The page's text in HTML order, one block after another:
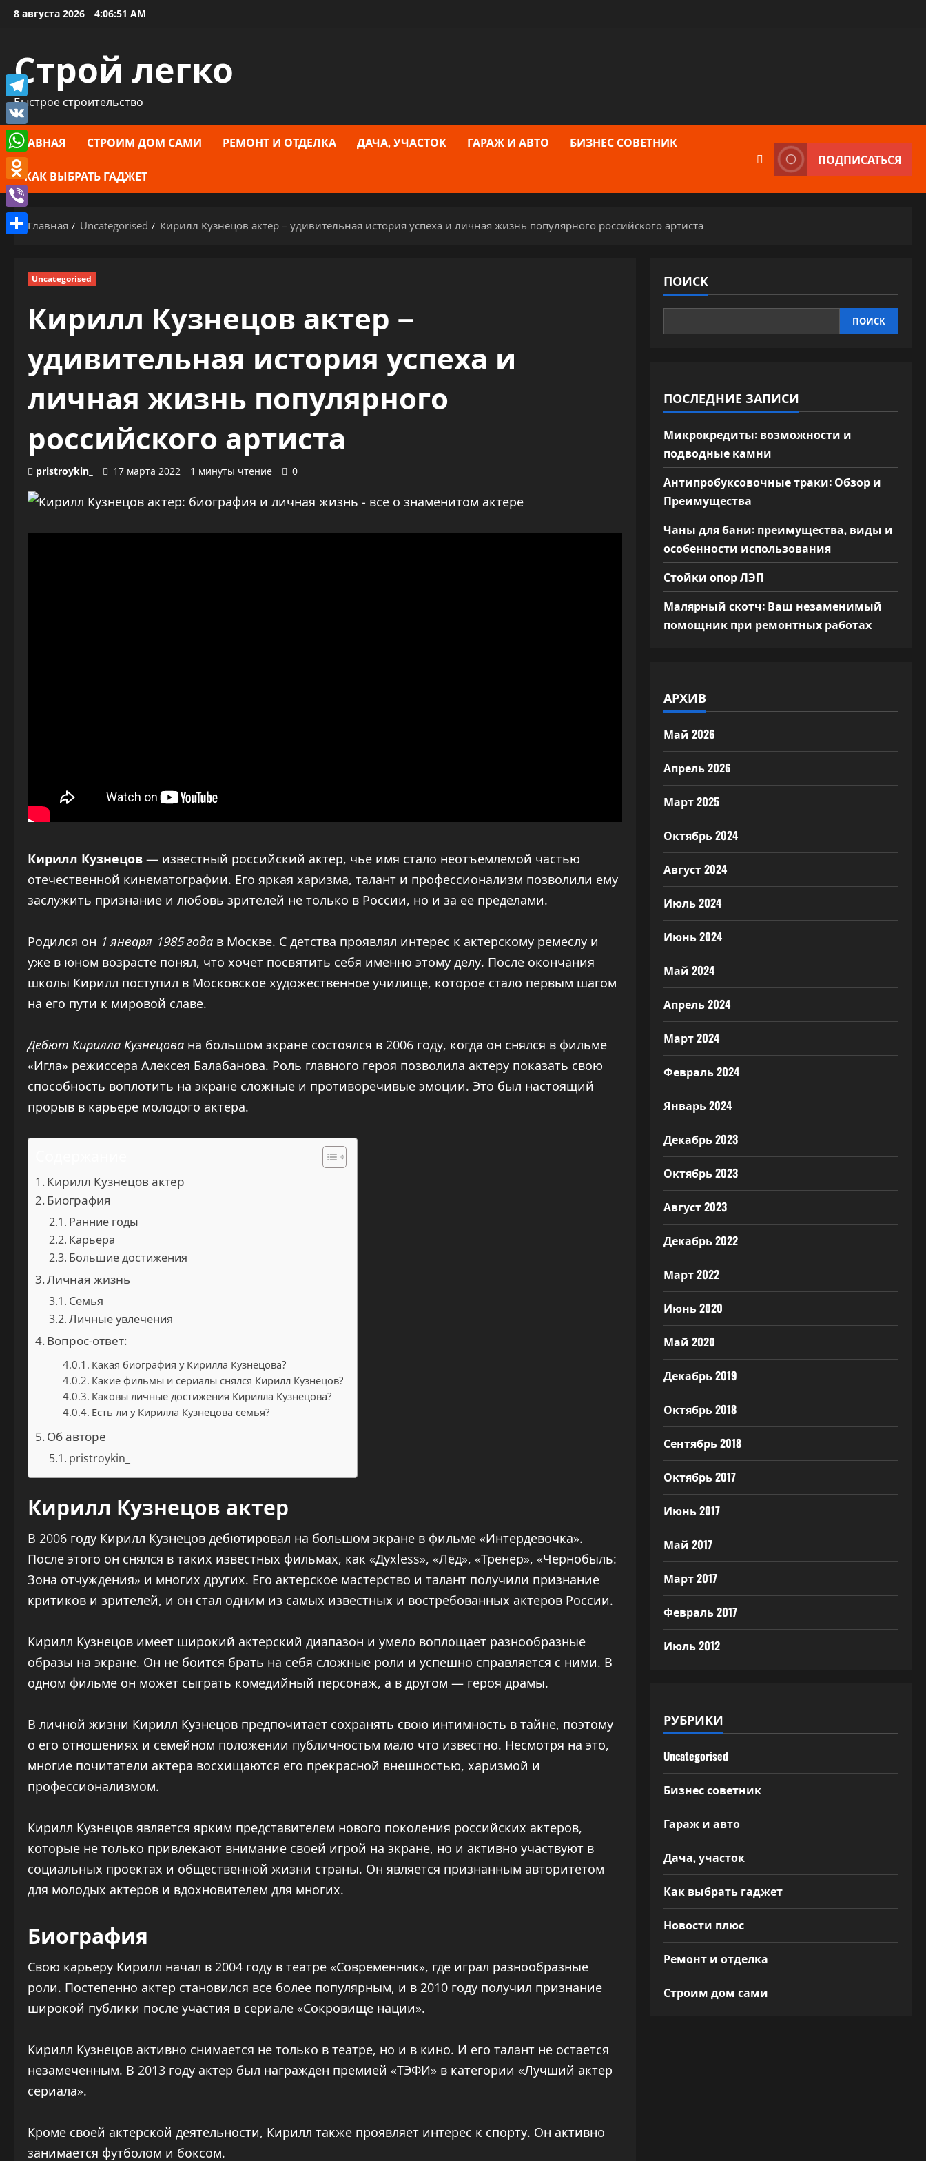
Перейти
8 августа 2026 4:06:52 AM
Строй легко
Быстрое строительство
ГЛАВНАЯ СТРОИМ ДОМ САМИ РЕМОНТ И ОТДЕЛКА ДАЧА, УЧАСТОК ГАРАЖ И АВТО БИЗНЕС СОВЕТНИК
КАК ВЫБРАТЬ ГАДЖЕТ
ПОДПИСАТЬСЯ
Главная Uncategorised Кирилл Кузнецов актер – удивительная история успеха и личная жизнь популярного российского артиста
Uncategorised
Кирилл Кузнецов актер –
удивительная история успеха и
личная жизнь популярного
российского артиста
pristroykin_ 17 марта 2022 1 минуты чтение 0
Кирилл Кузнецов — известный российский актер, чье имя стало неотъемлемой частью
отечественной кинематографии. Его яркая харизма, талант и профессионализм позволили ему
заслужить признание и любовь зрителей не только в России, но и за ее пределами.
Родился он 1 января 1985 года в Москве. С детства проявлял интерес к актерскому ремеслу и
уже в юном возрасте понял, что хочет посвятить себя именно этому делу. После окончания
школы Кирилл поступил в Московское художественное училище, которое стало первым шагом
на его пути к мировой славе.
Дебют Кирилла Кузнецова на большом экране состоялся в 2006 году, когда он снялся в фильме
«Игла» режиссера Алексея Балабанова. Роль главного героя позволила актеру показать свою
способность воплотить на экране сложные и противоречивые эмоции. Это был настоящий
прорыв в карьере молодого актера.
Кирилл Кузнецов актер
Биография
Ранние годы
Карьера
Большие достижения
Личная жизнь
Семья
Личные увлечения
Вопрос-ответ:
Какая биография у Кирилла Кузнецова?
Какие фильмы и сериалы снялся Кирилл Кузнецов?
Каковы личные достижения Кирилла Кузнецова?
Есть ли у Кирилла Кузнецова семья?
Об авторе
pristroykin_
Кирилл Кузнецов актер
В 2006 году Кирилл Кузнецов дебютировал на большом экране в фильме «Интердевочка».
После этого он снялся в таких известных фильмах, как «Духless», «Лёд», «Тренер», «Чернобыль:
Зона отчуждения» и многих других. Его актерское мастерство и талант получили признание
критиков и зрителей, и он стал одним из самых известных и востребованных актеров России.
Кирилл Кузнецов имеет широкий актерский диапазон и умело воплощает разнообразные
образы на экране. Он не боится брать на себя сложные роли и успешно справляется с ними. В
одном фильме он может сыграть комедийный персонаж, а в другом — героя драмы.
В личной жизни Кирилл Кузнецов предпочитает сохранять свою интимность в тайне, поэтому
о его отношениях и семейном положении публичностьм мало что известно. Несмотря на это,
многие почитатели актера восхищаются его прекрасной внешностью, харизмой и
профессионализмом.
Кирилл Кузнецов является ярким представителем нового поколения российских актеров,
которые не только привлекают внимание своей игрой на экране, но и активно участвуют в
социальных проектах и общественной жизни страны. Он является признанным авторитетом
для молодых актеров и вдохновителем для многих.
Биография
Свою карьеру Кирилл начал в 2004 году в театре «Современник», где играл разнообразные
роли. Постепенно актер становился все более популярным, и в 2010 году получил признание
широкой публики после участия в сериале «Сокровище нации».
Кирилл Кузнецов активно снимается не только в театре, но и в кино. И его талант не остается
незамеченным. В 2013 году актер был награжден премией «ТЭФИ» в категории «Лучший актер
сериала».
Кроме своей актерской деятельности, Кирилл также проявляет интерес к спорту. Он активно
занимается футболом и боксом.
ПОИСК
ПОИСК
ПОСЛЕДНИЕ ЗАПИСИ
Микрокредиты: возможности и
подводные камни
Антипробуксовочные траки: Обзор и
Преимущества
Чаны для бани: преимущества, виды и
особенности использования
Стойки опор ЛЭП
Малярный скотч: Ваш незаменимый
помощник при ремонтных работах
АРХИВ
Май 2026
Апрель 2026
Март 2025
Октябрь 2024
Август 2024
Июль 2024
Июнь 2024
Май 2024
Апрель 2024
Март 2024
Февраль 2024
Январь 2024
Декабрь 2023
Октябрь 2023
Август 2023
Декабрь 2022
Март 2022
Июнь 2020
Май 2020
Декабрь 2019
Октябрь 2018
Сентябрь 2018
Октябрь 2017
Июнь 2017
Май 2017
Март 2017
Февраль 2017
Июль 2012
РУБРИКИ
Uncategorised
Бизнес советник
Гараж и авто
Дача, участок
Как выбрать гаджет
Новости плюс
Ремонт и отделка
Строим дом сами
Telegram
VK
WhatsApp
Odnoklassniki
Viber